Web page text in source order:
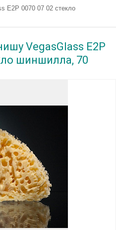
E2P 0070 07 02 стекло
VegasGlass E2P
шиншилла, 70